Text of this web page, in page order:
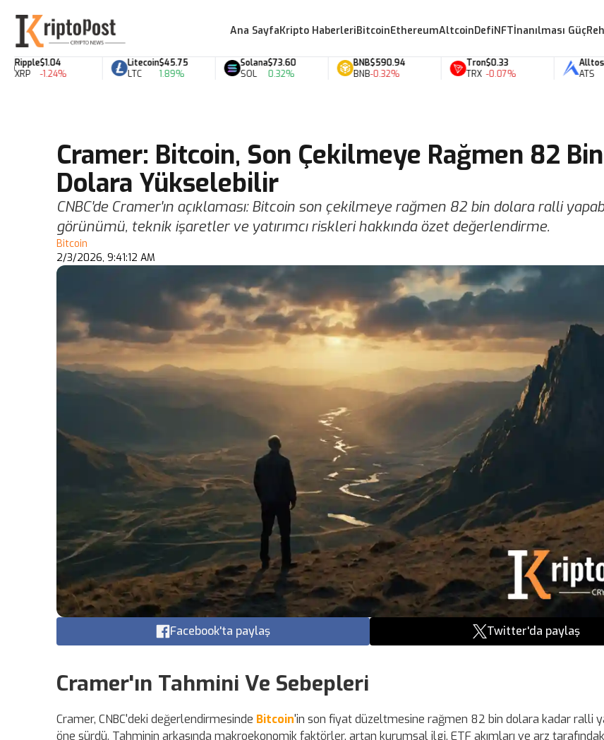
Ana SayfaKripto HaberleriBitcoinEthereumAltcoinDefiNFTİnanılması Güç
$1.04
-1.24%
Litecoin
LTC
$45.75
1.89%
Solana
SOL
$73.60
0.32%
BNB
BNB
$590.94
-0.32%
Tron
TRX
$0.33
-0.07%
Alltoscan
ATS
Cramer: Bitcoin, Son Çekilmeye Rağmen 82 Bin
Dolara Yükselebilir
CNBC'de Cramer'ın açıklaması: Bitcoin son çekilmeye rağmen 82 bin dolara ralli
görünümü, teknik işaretler ve yatırımcı riskleri hakkında özet değerlendirme.
Bitcoin
2/3/2026, 9:41:12 AM
Facebook'ta paylaş Twitter'da paylaş
Cramer'ın Tahmini Ve Sebepleri
Cramer, CNBC'deki değerlendirmesinde Bitcoin'in son fiyat düzeltmesine rağmen 82 bin dolara kadar ralli
öne sürdü. Tahminin arkasında makroekonomik faktörler, artan kurumsal ilgi, ETF akımları ve arz